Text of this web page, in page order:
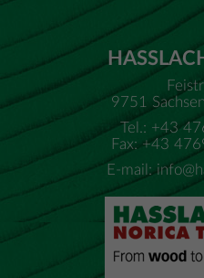
9751
Tel.: +43
Fax: +43
E-mail: